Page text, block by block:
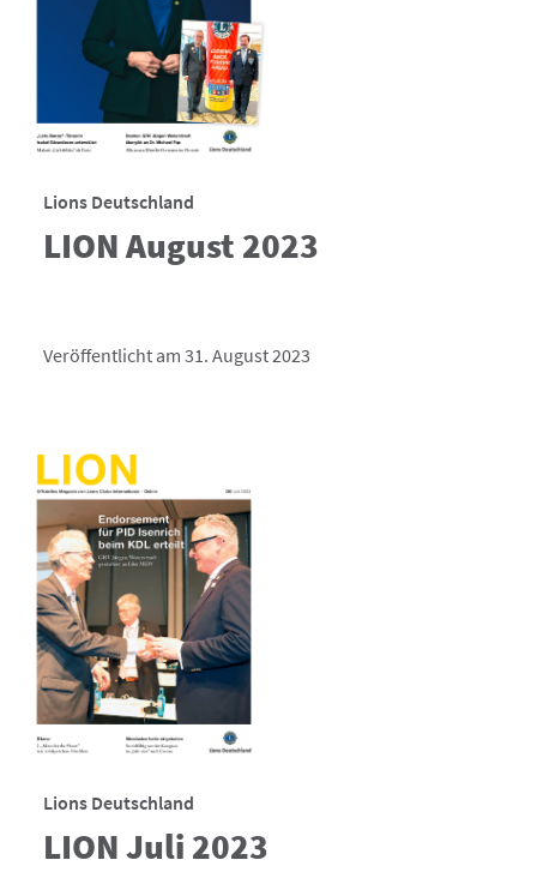
Lions Deutschland
LION August 2023
Veröffentlicht am 31. August 2023
Lions Deutschland
LION Juli 2023